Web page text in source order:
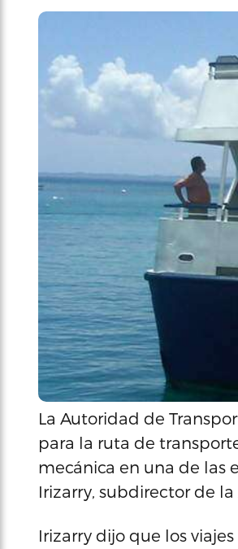
La Autoridad de
para la ruta de
mecánica en una de las
Irizarry, subdirector de la
Irizarry dijo que los